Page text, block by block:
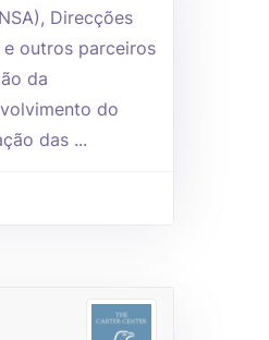
Direcções
e outros parceiros
da
do
das ...